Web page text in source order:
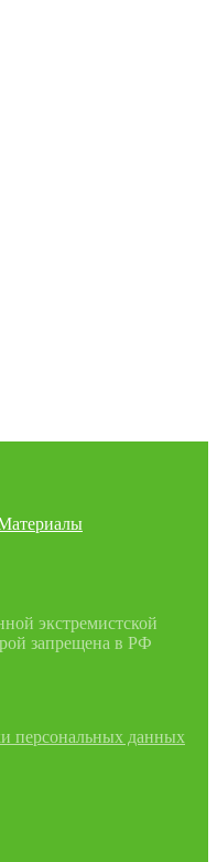
экстремистской
запрещена в РФ
персональных данных